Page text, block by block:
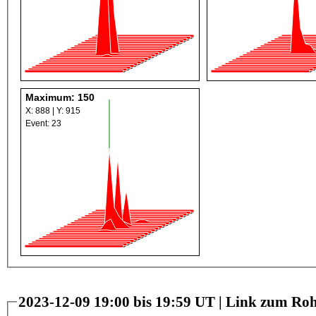
Maximum: 150
X: 888 | Y: 915
Event: 23
2023-12-09 19:00 bis 19:59 UT | Link zum